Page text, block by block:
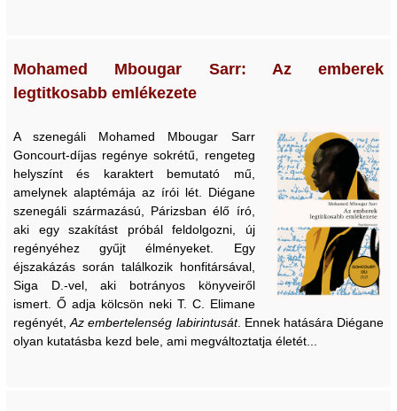
Mohamed Mbougar Sarr: Az emberek
legtitkosabb emlékezete
A szenegáli Mohamed Mbougar Sarr
Goncourt-díjas regénye sokrétű, rengeteg
helyszínt és karaktert bemutató mű,
amelynek alaptémája az írói lét. Diégane
szenegáli származású, Párizsban élő író,
aki egy szakítást próbál feldolgozni, új
regényéhez gyűjt élményeket. Egy
éjszakázás során találkozik honfitársával,
Siga D.-vel, aki botrányos könyveiről
ismert. Ő adja kölcsön neki T. C. Elimane
regényét,Az embertelenség labirintusát. Ennek hatására Diégane
olyan kutatásba kezd bele, ami megváltoztatja életét...